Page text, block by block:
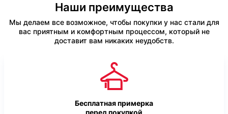
Наши преимущества
Мы делаем все возможное, чтобы покупки у нас стали для
вас приятным и комфортным процессом, который не
доставит вам никаких неудобств.
Бесплатная примерка
перед покупкой